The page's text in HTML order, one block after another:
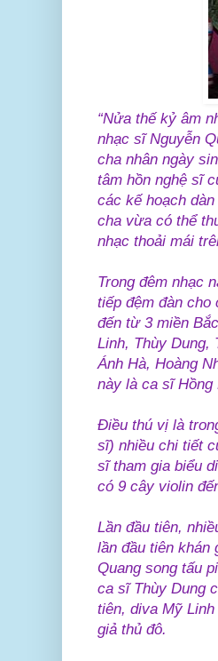
“Nửa thế kỷ âm
nhạc sĩ Nguyễn
cha nhân ngày
tâm hồn nghệ sĩ
các kế hoạch
cha vừa có thể
nhạc thoải mái
Trong đêm nhạc
tiếp đệm đàn cho
đến từ 3 miền
Linh, Thùy Dung,
Ánh Hà, Hoàng
này là ca sĩ Hồng
Điều thú vị là
sĩ) nhiều chi tiết
sĩ tham gia biểu
có 9 cây violin
Lần đầu tiên,
lần đầu tiên khán
Quang song tấu
ca sĩ Thùy Dung
tiên, diva Mỹ
giả thủ đô.